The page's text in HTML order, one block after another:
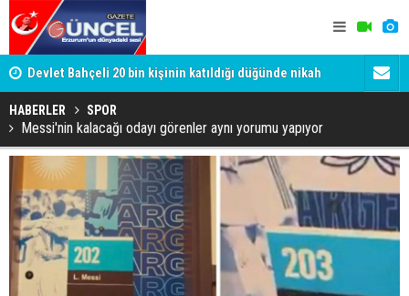
Devlet Bahçeli 20 bin kişinin katıldığı düğünde nikah
şahidi oldu
Gülistan
HABERLER SPOR
Messi'nin kalacağı odayı görenler aynı yorumu yapıyor